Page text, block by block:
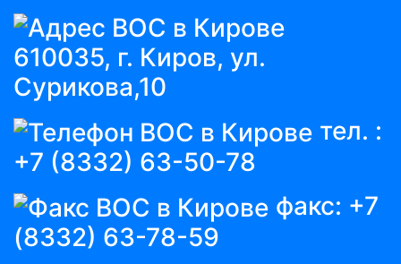
610035, г. Киров, ул.
Сурикова,10
тел. :
+7 (8332) 63-50-78
факс: +7
(8332) 63-78-59